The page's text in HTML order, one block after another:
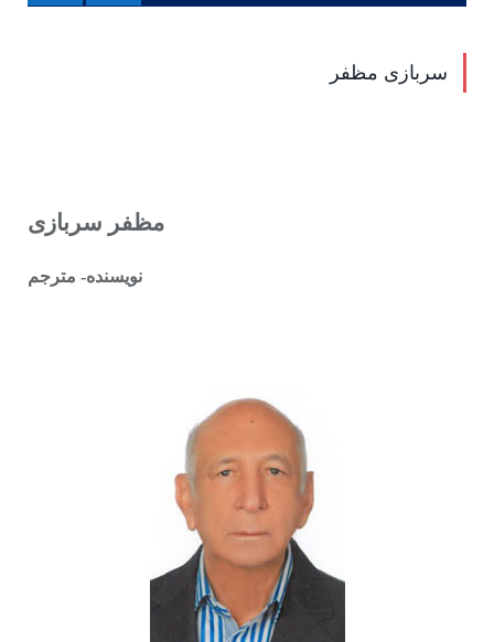
سربازی مظفر
مظفر سربازی
نویسنده- مترجم